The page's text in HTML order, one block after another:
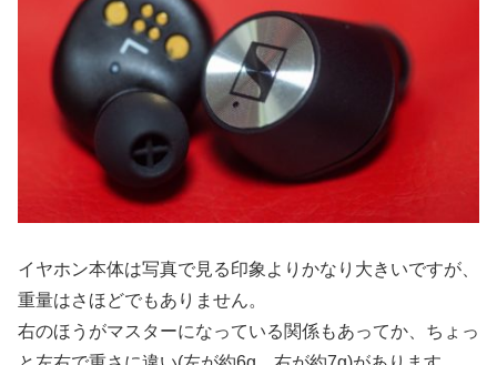
イヤホン本体は写真で見る印象よりかなり大きいですが、
重量はさほどでもありません。
右のほうがマスターになっている関係もあってか、ちょっ